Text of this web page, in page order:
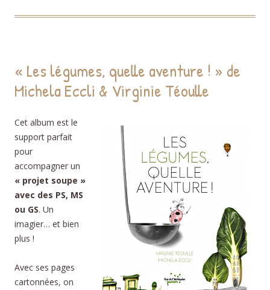
« Les légumes, quelle aventure ! » de
Michela Eccli & Virginie Téoulle
Cet album est le
support parfait
pour
accompagner un
« projet soupe »
avec des PS, MS
ou GS. Un
imagier… et bien
plus !
Avec ses pages
cartonnées, on